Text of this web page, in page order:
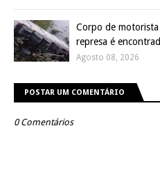
Corpo de
represa é
Agosto 08, 2026
POSTAR UM COMENTÁRIO
0 Comentários